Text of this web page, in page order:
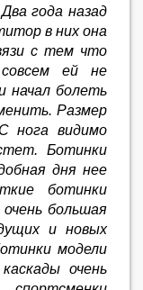
года назад
в них она
с тем что
ей не
начал болеть
Размер
нога видимо
Ботинки
дня нее
ботинки
большая
и новых
модели
очень